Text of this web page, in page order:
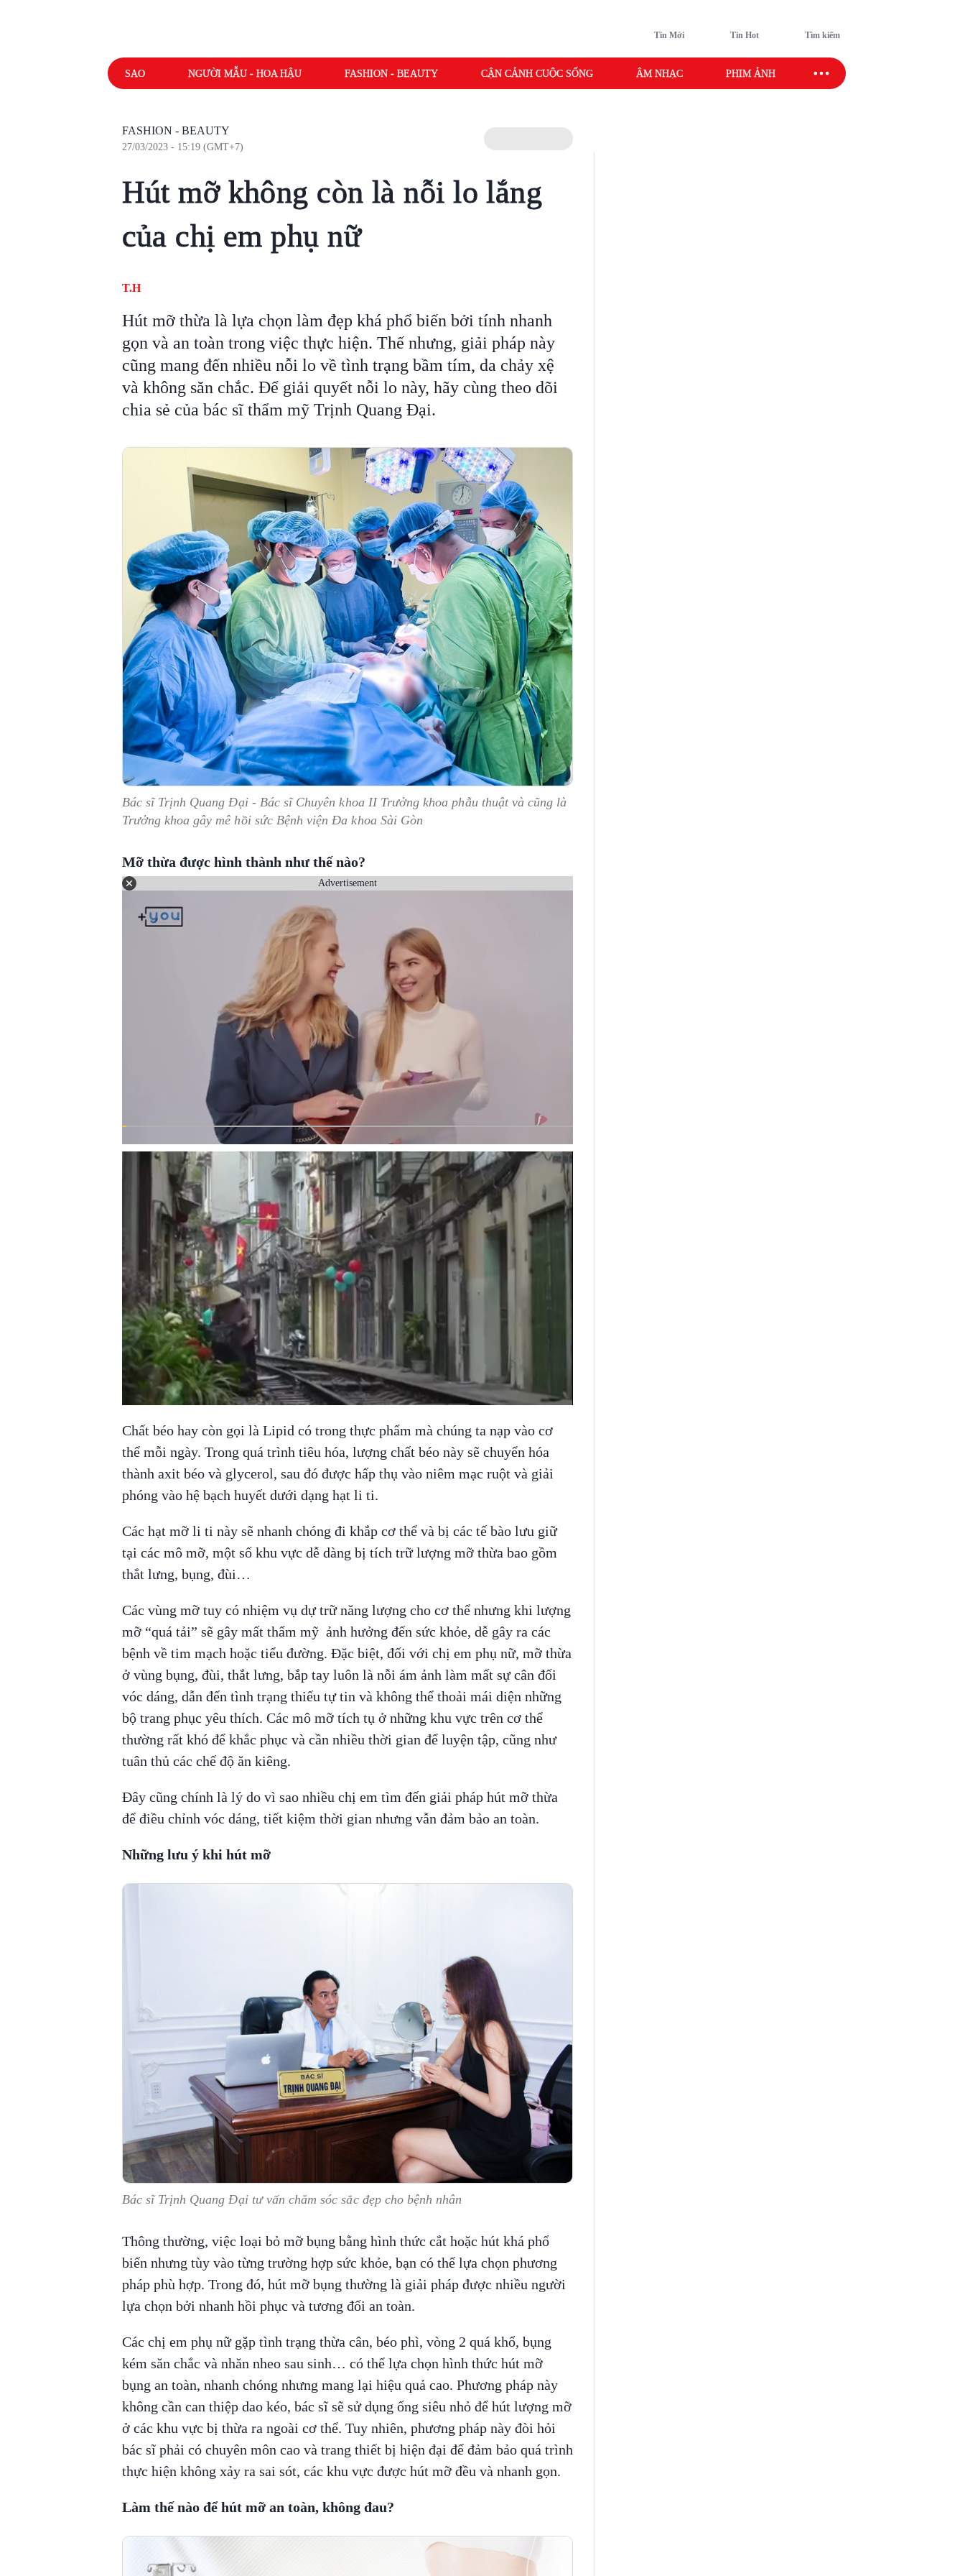
Tin Mới Tin Hot Tìm kiếm
SAO NGƯỜI MẪU - HOA HẬU FASHION - BEAUTY CẬN CẢNH CUỘC SỐNG ÂM NHẠC PHIM ẢNH SAO SPORT
FASHION - BEAUTY
27/03/2023 - 15:19 (GMT+7)
Hút mỡ không còn là nỗi lo lắng
của chị em phụ nữ
T.H
Hút mỡ thừa là lựa chọn làm đẹp khá phổ biến bởi tính nhanh
gọn và an toàn trong việc thực hiện. Thế nhưng, giải pháp này
cũng mang đến nhiều nỗi lo về tình trạng bầm tím, da chảy xệ
và không săn chắc. Để giải quyết nỗi lo này, hãy cùng theo dõi
chia sẻ của bác sĩ thẩm mỹ Trịnh Quang Đại.
Bác sĩ Trịnh Quang Đại - Bác sĩ Chuyên khoa II Trưởng khoa phẫu thuật và cũng là
Trưởng khoa gây mê hồi sức Bệnh viện Đa khoa Sài Gòn
Mỡ thừa được hình thành như thế nào?
Advertisement
Chất béo hay còn gọi là Lipid có trong thực phẩm mà chúng ta nạp vào cơ
thể mỗi ngày. Trong quá trình tiêu hóa, lượng chất béo này sẽ chuyển hóa
thành axit béo và glycerol, sau đó được hấp thụ vào niêm mạc ruột và giải
phóng vào hệ bạch huyết dưới dạng hạt li ti.
Các hạt mỡ li ti này sẽ nhanh chóng đi khắp cơ thể và bị các tế bào lưu giữ
tại các mô mỡ, một số khu vực dễ dàng bị tích trữ lượng mỡ thừa bao gồm
thắt lưng, bụng, đùi…
Các vùng mỡ tuy có nhiệm vụ dự trữ năng lượng cho cơ thể nhưng khi lượng
mỡ “quá tải” sẽ gây mất thẩm mỹ ảnh hưởng đến sức khỏe, dễ gây ra các
bệnh về tim mạch hoặc tiểu đường. Đặc biệt, đối với chị em phụ nữ, mỡ thừa
ở vùng bụng, đùi, thắt lưng, bắp tay luôn là nỗi ám ảnh làm mất sự cân đối
vóc dáng, dẫn đến tình trạng thiếu tự tin và không thể thoải mái diện những
bộ trang phục yêu thích. Các mô mỡ tích tụ ở những khu vực trên cơ thể
thường rất khó để khắc phục và cần nhiều thời gian để luyện tập, cũng như
tuân thủ các chế độ ăn kiêng.
Đây cũng chính là lý do vì sao nhiều chị em tìm đến giải pháp hút mỡ thừa
để điều chỉnh vóc dáng, tiết kiệm thời gian nhưng vẫn đảm bảo an toàn.
Những lưu ý khi hút mỡ
Bác sĩ Trịnh Quang Đại tư vấn chăm sóc sắc đẹp cho bệnh nhân
Thông thường, việc loại bỏ mỡ bụng bằng hình thức cắt hoặc hút khá phổ
biến nhưng tùy vào từng trường hợp sức khỏe, bạn có thể lựa chọn phương
pháp phù hợp. Trong đó, hút mỡ bụng thường là giải pháp được nhiều người
lựa chọn bởi nhanh hồi phục và tương đối an toàn.
Các chị em phụ nữ gặp tình trạng thừa cân, béo phì, vòng 2 quá khổ, bụng
kém săn chắc và nhăn nheo sau sinh… có thể lựa chọn hình thức hút mỡ
bụng an toàn, nhanh chóng nhưng mang lại hiệu quả cao. Phương pháp này
không cần can thiệp dao kéo, bác sĩ sẽ sử dụng ống siêu nhỏ để hút lượng mỡ
ở các khu vực bị thừa ra ngoài cơ thể. Tuy nhiên, phương pháp này đòi hỏi
bác sĩ phải có chuyên môn cao và trang thiết bị hiện đại để đảm bảo quá trình
thực hiện không xảy ra sai sót, các khu vực được hút mỡ đều và nhanh gọn.
Làm thế nào để hút mỡ an toàn, không đau?